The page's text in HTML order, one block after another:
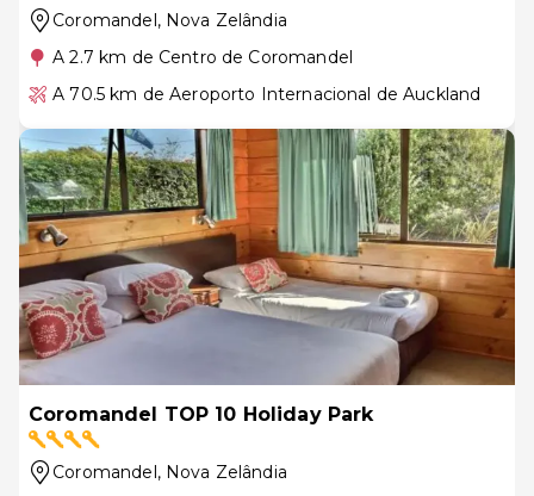
Coromandel, Nova Zelândia
A 2.7 km de Centro de Coromandel
A 70.5 km de Aeroporto Internacional de Auckland
Coromandel TOP 10 Holiday Park
Coromandel, Nova Zelândia